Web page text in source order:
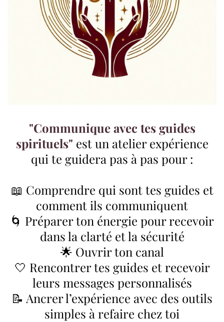
"Communique avec tes guides
spirituels" est un atelier expérience
qui te guidera pas à pas pour :
📖 Comprendre qui sont tes guides et
comment ils communiquent
🌀 Préparer ton énergie pour recevoir
dans la clarté et la sécurité
🌟 Ouvrir ton canal
🤍 Rencontrer tes guides et recevoir
leurs messages personnalisés
📝 Ancrer l’expérience avec des outils
simples à refaire chez toi